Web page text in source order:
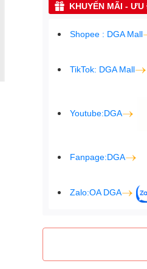
KHUYẾN MÃI - ƯU
Shopee : DGA Mall
TikTok: DGA Mall
Youtube:DGA
Fanpage:DGA
Zalo:OA DGA